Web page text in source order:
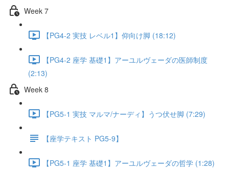
Week 7
【PG4-2 実技 レベル1】仰向け脚 (18:12)
【PG4-2 座学 基礎1】アーユルヴェーダの医師制度
(2:13)
Week 8
【PG5-1 実技 マルマ/ナーディ】うつ伏せ脚 (7:29)
【座学テキスト PG5-9】
【PG5-1 座学 基礎1】アーユルヴェーダの哲学 (1:28)